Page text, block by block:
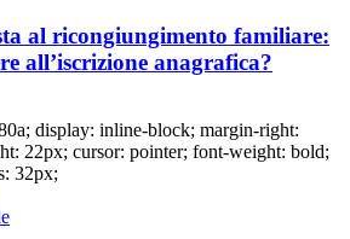
al ricongiungimento familiare:
all’iscrizione anagrafica?
display: inline-block; margin-right:
22px; cursor: pointer; font-weight: bold;
32px;